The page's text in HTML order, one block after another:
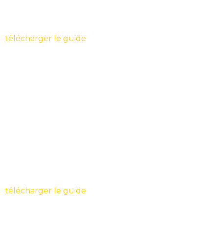
télécharger le guide
télécharger le guide